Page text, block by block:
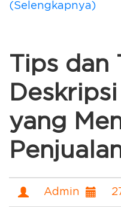
(Selengkapnya)
Tips dan
yang
Admin